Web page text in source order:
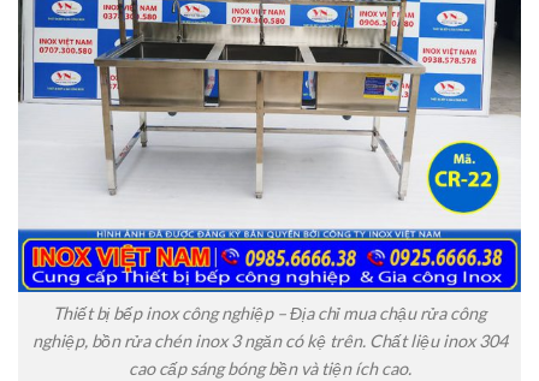
Thiết bị bếp inox công nghiệp – Địa chỉ mua chậu rửa công
nghiệp, bồn rửa chén inox 3 ngăn có kệ trên. Chất liệu inox 304
cao cấp sáng bóng bền và tiện ích cao.